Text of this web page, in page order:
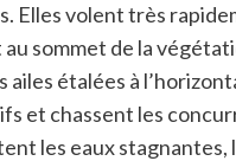
Elles volent très
sommet de la
ailes étalées à
et chassent les
les eaux stagnantes,